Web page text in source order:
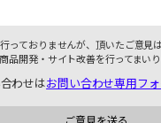
っておりませんが、頂いたご意見
品開発・サイト改善を行ってまいり
わせはお問い合わせ専用フ